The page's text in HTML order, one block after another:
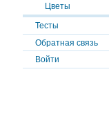
Цветы
Тесты
Обратная связь
Войти